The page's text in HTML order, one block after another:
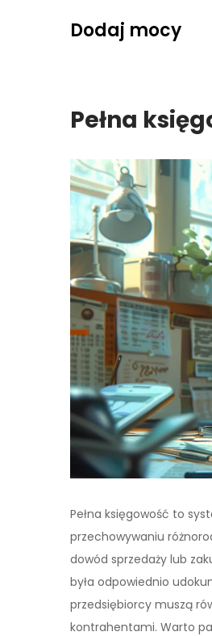
Dodaj mocy
Pełna
Pełna księgowość to
przechowywaniu
dowód sprzedaży lub
była odpowiednio
przedsiębiorcy muszą
kontrahentami. Warto